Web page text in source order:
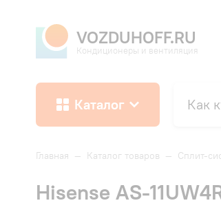
VOZDUHOFF.RU
Кондиционеры и вентиляция
Каталог Как
Главная — Каталог товаров — Сплит-
Hisense AS-